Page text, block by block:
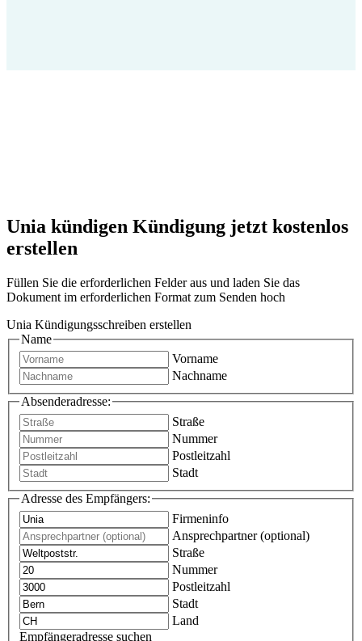
Unia kündigen Kündigung jetzt kostenlos
erstellen
Füllen Sie die erforderlichen Felder aus und laden Sie das
Dokument im erforderlichen Format zum Senden hoch
Unia Kündigungsschreiben erstellen
Name
Vorname
Nachname
Absenderadresse:
Straße
Nummer
Postleitzahl
Stadt
Adresse des Empfängers:
Firmeninfo
Ansprechpartner (optional)
Straße
Nummer
Postleitzahl
Stadt
Land
Empfängeradresse suchen